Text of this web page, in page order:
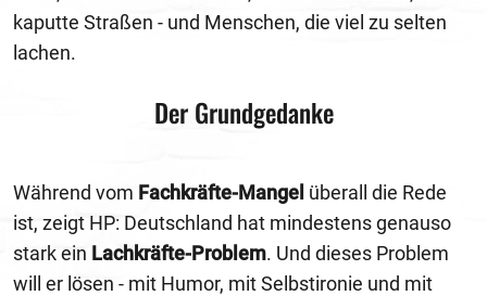
kaputte Straßen - und Menschen, die viel zu selten
lachen.
Der Grundgedanke
Während vom Fachkräfte-Mangel überall die Rede
ist, zeigt HP: Deutschland hat mindestens genauso
stark ein Lachkräfte-Problem. Und dieses Problem
will er lösen - mit Humor, mit Selbstironie und mit